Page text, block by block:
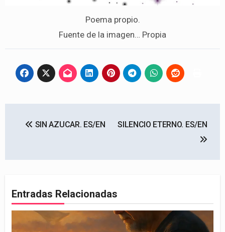
Poema propio.
Fuente de la imagen… Propia
SIN AZUCAR. ES/EN SILENCIO ETERNO. ES/EN
Entradas Relacionadas